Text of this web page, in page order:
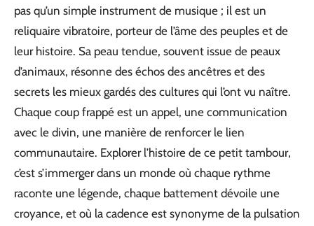
pas qu’un simple instrument de musique ; il est un
reliquaire vibratoire, porteur de l’âme des peuples et de
leur histoire. Sa peau tendue, souvent issue de peaux
d’animaux, résonne des échos des ancêtres et des
secrets les mieux gardés des cultures qui l’ont vu naître.
Chaque coup frappé est un appel, une communication
avec le divin, une manière de renforcer le lien
communautaire. Explorer l’histoire de ce petit tambour,
c’est s’immerger dans un monde où chaque rythme
raconte une légende, chaque battement dévoile une
croyance, et où la cadence est synonyme de la pulsation